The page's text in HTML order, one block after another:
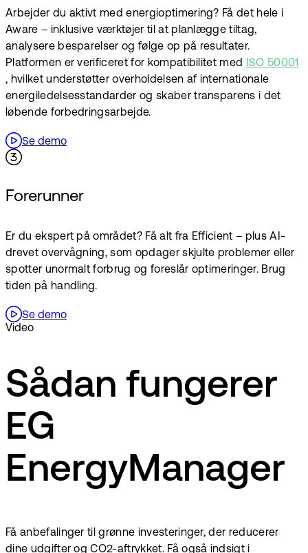
Arbejder du aktivt med energioptimering? Få det hele i
Aware – inklusive værktøjer til at planlægge tiltag,
analysere besparelser og følge op på resultater.
Platformen er verificeret for kompatibilitet med
ISO 50001
, hvilket understøtter overholdelsen af internationale
energiledelsesstandarder og skaber transparens i det
løbende forbedringsarbejde.
Se demo
Forerunner
Er du ekspert på området? Få alt fra Efficient – plus AI-
drevet overvågning, som opdager skjulte problemer eller
spotter unormalt forbrug og foreslår optimeringer. Brug
tiden på handling.
Se demo
Video
Sådan fungerer
EG
EnergyManager
Få anbefalinger til grønne investeringer, der reducerer
dine udgifter og CO2-aftrykket. Få også indsigt i